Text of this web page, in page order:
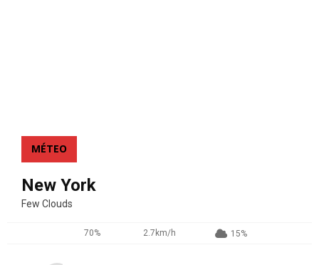
MÉTEO
New York
Few Clouds
70% 2.7km/h 15%